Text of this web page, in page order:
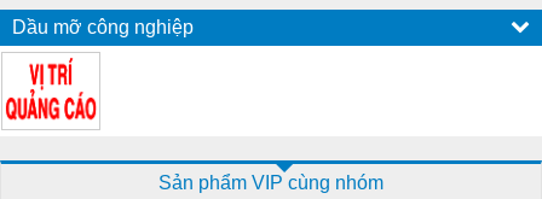
Dầu mỡ công nghiệp
Sản phẩm VIP cùng nhóm